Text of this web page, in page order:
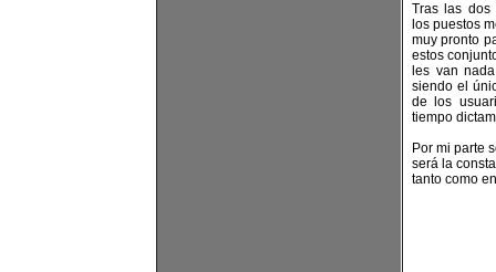
Tras las dos
los puestos
muy pronto
estos
les van
siendo el
de los
tiempo
Por mi parte
será la
tanto como